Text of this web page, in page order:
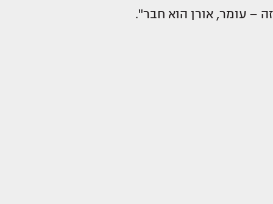
זה – עומר, אורן הוא חבר".